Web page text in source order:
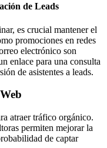
de Leads
es crucial mantener el
promociones en redes
electrónico son
enlace para una consulta
de asistentes a leads.
atraer tráfico orgánico.
permiten mejorar la
de captar